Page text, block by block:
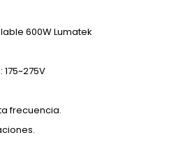
600W Lumatek
frecuencia.